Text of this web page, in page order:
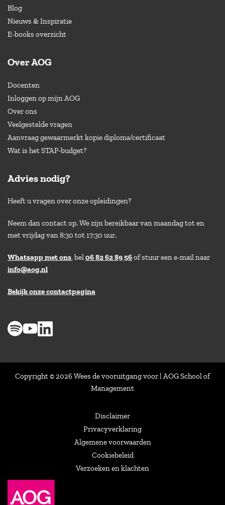
Blog
Nieuws & Inspiratie
E-books overzicht
Over AOG
Docenten
Inloggen op mijn AOG
Over ons
Veelgestelde vragen
Aanvraag gewaarmerkt kopie diploma/certificaat
Wat is het STAP-budget?
Advies nodig?
Heeft u vragen over onze opleidingen?
Neem dan contact op. We zijn bereikbaar van maandag tot en
met vrijdag van 8:30 tot 17:30 uur.
Whatsapp met ons, bel06 82 62 89 56of stuur een e-mail naar
info@aog.nl
Bekijk onze contactpagina
Copyright © 2026 Wees de vooruitgang voor | AOG School of
Management
Disclaimer
Privacyverklaring
Algemene voorwaarden
Cookiebeleid
Verzoeken en klachten